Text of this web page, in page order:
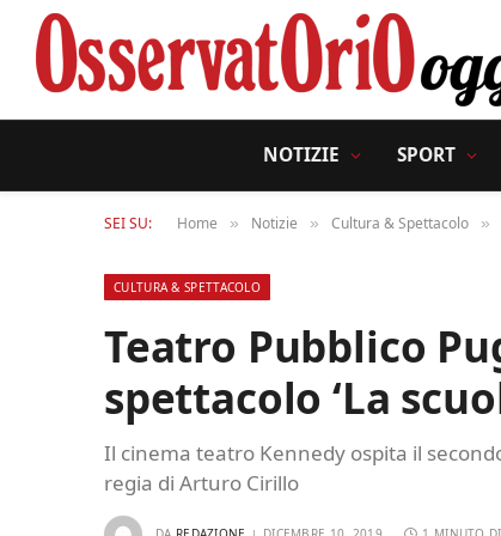
NOTIZIE SPORT
SEI SU: Home » Notizie » Cultura & Spettacolo »
CULTURA & SPETTACOLO
Teatro Pubblico
spettacolo ‘La
Il cinema teatro Kennedy ospita il
regia di Arturo Cirillo